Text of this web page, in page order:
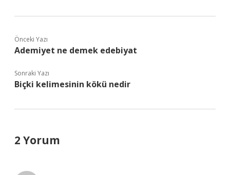
Önceki Yazı
Ademiyet ne demek edebiyat
Sonraki Yazı
Biçki kelimesinin kökü nedir
2 Yorum